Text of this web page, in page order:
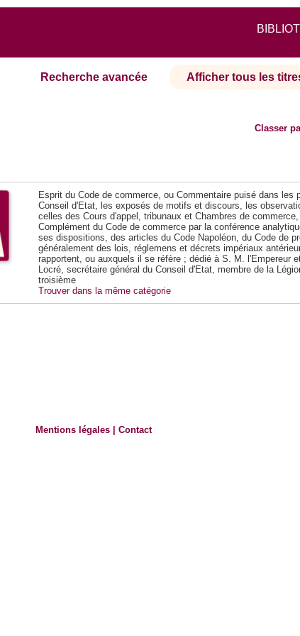
Recherche avancée Afficher tous les
Classer
Esprit du Code de commerce, ou Commentaire puisé dans les
Conseil d'Etat, les exposés de motifs et discours, les
celles des Cours d'appel, tribunaux et Chambres de
Complément du Code de commerce par la conférence
ses dispositions, des articles du Code Napoléon, du Code de
généralement des lois, réglemens et décrets impériaux
rapportent, ou auxquels il se réfère ; dédié à S. M. l'Empereur
Locré, secrétaire général du Conseil d'Etat, membre de la
troisième
Trouver dans la même catégorie
Mentions légales |Contact